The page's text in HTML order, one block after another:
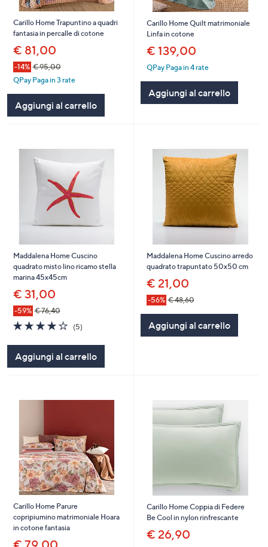
Carillo Home Trapuntino a quadri
fantasia in percalle di cotone
€ 81,00
-14% € 95,00
QPay Paga in 3 rate
Aggiungi al carrello
Carillo Home Quilt matrimoniale
Linfa in cotone
€ 139,00
QPay Paga in 4 rate
Aggiungi al carrello
Maddalena Home Cuscino
quadrato misto lino ricamo stella
marina 45x45cm
€ 31,00
-59% € 76,40
3.8
of
5
Stars
(5)
Aggiungi al carrello
Maddalena Home Cuscino arredo
quadrato trapuntato 50x50 cm
€ 21,00
-56% € 48,60
Aggiungi al carrello
Carillo Home Parure
copripiumino matrimoniale Hoara
in cotone fantasia
Carillo Home Coppia di Federe
Be Cool in nylon rinfrescante
€ 26,90